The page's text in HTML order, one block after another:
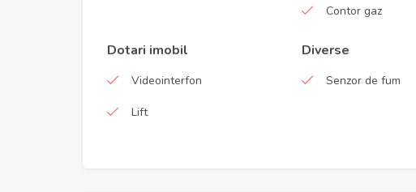
Contor gaz
Dotari imobil
Videointerfon
Lift
Diverse
Senzor de fum